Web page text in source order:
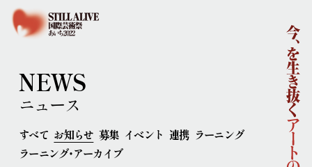
国際芸術祭「あいち2022」企画概要
企画体制
協賛
ニュース
イベント
アーティスト
ラーニング
NEWS
ニュース
すべて お知らせ 募集 イベント 連携 ラーニング
ラーニング・アーカイブ